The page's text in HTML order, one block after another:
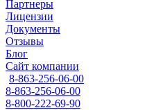
Партнеры
Лицензии
Документы
Отзывы
Блог
Сайт компании
8-863-256-06-00
8-863-256-06-00
8-800-222-69-90